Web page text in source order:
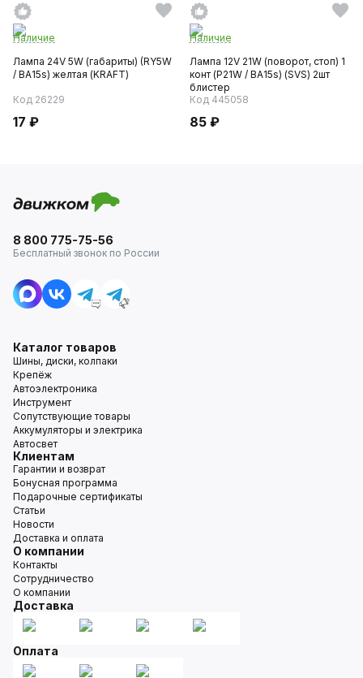
Наличие
Лампа 24V 5W (габариты) (RY5W
/ BA15s) желтая (KRAFT)
Код 26229
17 ₽
Наличие
Лампа 12V 21W (поворот, стоп) 1
конт (P21W / BA15s) (SVS) 2шт
блистер
Код 445058
85 ₽
8 800 775-75-56
Бесплатный звонок по России
Каталог товаров
Шины, диски, колпаки
Крепёж
Автоэлектроника
Инструмент
Сопутствующие товары
Аккумуляторы и электрика
Автосвет
Клиентам
Гарантии и возврат
Бонусная программа
Подарочные сертификаты
Статьи
Новости
Доставка и оплата
О компании
Контакты
Сотрудничество
О компании
Доставка
Оплата